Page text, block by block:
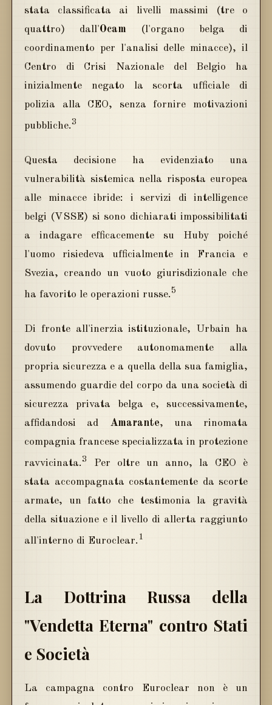
stata classificata ai livelli massimi (tre o
quattro) dall'Ocam (l'organo belga di
coordinamento per l'analisi delle minacce), il
Centro di Crisi Nazionale del Belgio ha
inizialmente negato la scorta ufficiale di
polizia alla CEO, senza fornire motivazioni
pubbliche.3
Questa decisione ha evidenziato una
vulnerabilità sistemica nella risposta europea
alle minacce ibride: i servizi di intelligence
belgi (VSSE) si sono dichiarati impossibilitati
a indagare efficacemente su Huby poiché
l'uomo risiedeva ufficialmente in Francia e
Svezia, creando un vuoto giurisdizionale che
ha favorito le operazioni russe. 5
Di fronte all'inerzia istituzionale, Urbain ha
dovuto provvedere autonomamente alla
propria sicurezza e a quella della sua famiglia,
assumendo guardie del corpo da una società di
sicurezza privata belga e, successivamente,
affidandosi ad Amarante, una rinomata
compagnia francese specializzata in protezione
ravvicinata.3
Per oltre un anno, la CEO è
stata accompagnata costantemente da scorte
armate, un fatto che testimonia la gravità
della situazione e il livello di allerta raggiunto
all'interno di Euroclear. 1
La Dottrina Russa della
"Vendetta Eterna" contro Stati
e Società
La campagna contro Euroclear non è un